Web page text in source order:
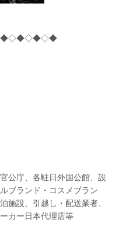
公庁、各駐日外国公館、設
ブランド・コスメブラン
施設、引越し・配送業者、
カー日本代理店等